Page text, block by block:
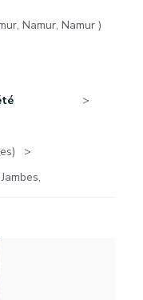
Namur, Namur )